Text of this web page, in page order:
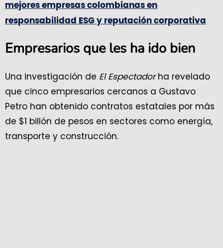
mejores empresas colombianas en
responsabilidad ESG y reputación corporativa
Empresarios que les ha ido bien
Una investigación de El Espectadorha revelado
que cinco empresarios cercanos a Gustavo
Petro han obtenido contratos estatales por más
de $1 billón de pesos en sectores como energía,
transporte y construcción.